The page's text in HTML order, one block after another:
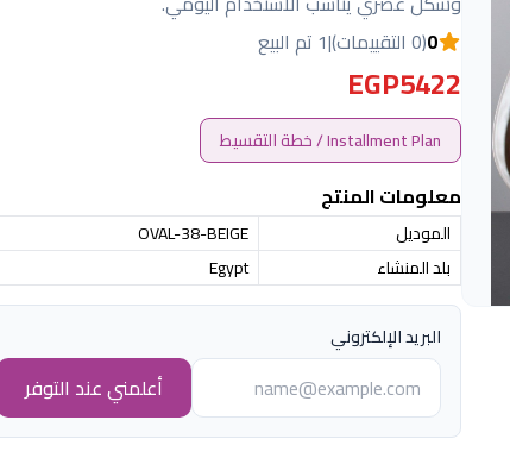
0(0 التقييمات) |1 تم البيع
EGP5422
Installment Plan / خطة التقسيط
معلومات المنتج
الموديل
OVAL-38-BEIGE
بلد المنشاء
Egypt
البريد الإلكتروني
أعلمني عند التوفر